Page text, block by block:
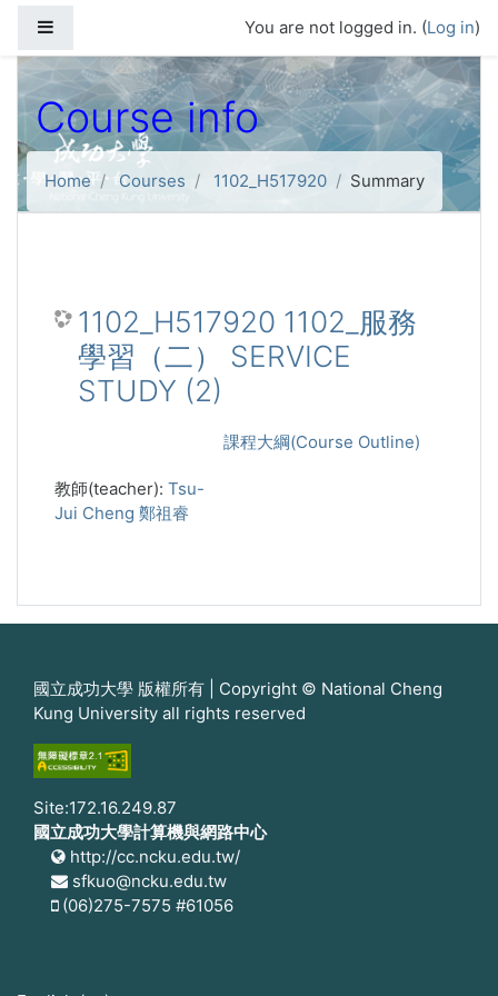
You are not logged in. (Log in)
Course info
Home Courses 1102_H517920 Summary
1102_H517920 1102_服務
學習（二） SERVICE
STUDY (2)
課程大綱(Course Outline)
教師(teacher): Tsu-
Jui Cheng 鄭祖睿
國立成功大學 版權所有 | Copyright © National Cheng
Kung University all rights reserved
Site:172.16.249.87
國立成功大學計算機與網路中心
http://cc.ncku.edu.tw/
sfkuo@ncku.edu.tw
(06)275-7575 #61056